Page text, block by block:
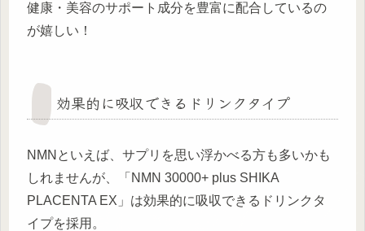
健康・美容のサポート成分を豊富に配合しているの
が嬉しい！
効果的に吸収できるドリンクタイプ
NMNといえば、サプリを思い浮かべる方も多いかも
しれませんが、「NMN 30000+ plus SHIKA
PLACENTA EX」は効果的に吸収できるドリンクタ
イプを採用。